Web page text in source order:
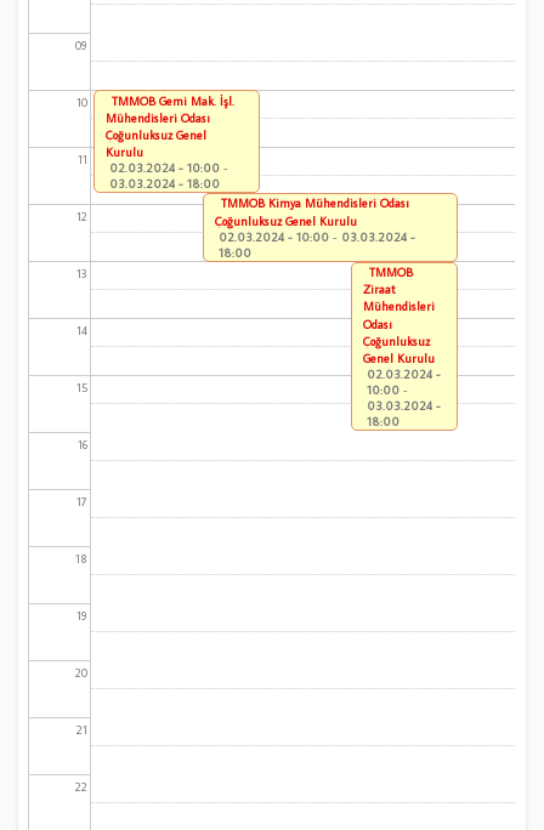
09
10
11
12
13
14
15
16
17
18
19
20
21
22
TMMOB Gemi Mak. İşl.
Mühendisleri Odası
Çoğunluksuz Genel
Kurulu
02.03.2024 - 10:00 -
03.03.2024 - 18:00
TMMOB Kimya Mühendisleri Odası
Çoğunluksuz Genel Kurulu
02.03.2024 - 10:00- 03.03.2024 -
18:00
TMMOB
Ziraat
Mühendisleri
Odası
Çoğunluksuz
Genel Kurulu
02.03.2024 -
10:00-
03.03.2024 -
18:00